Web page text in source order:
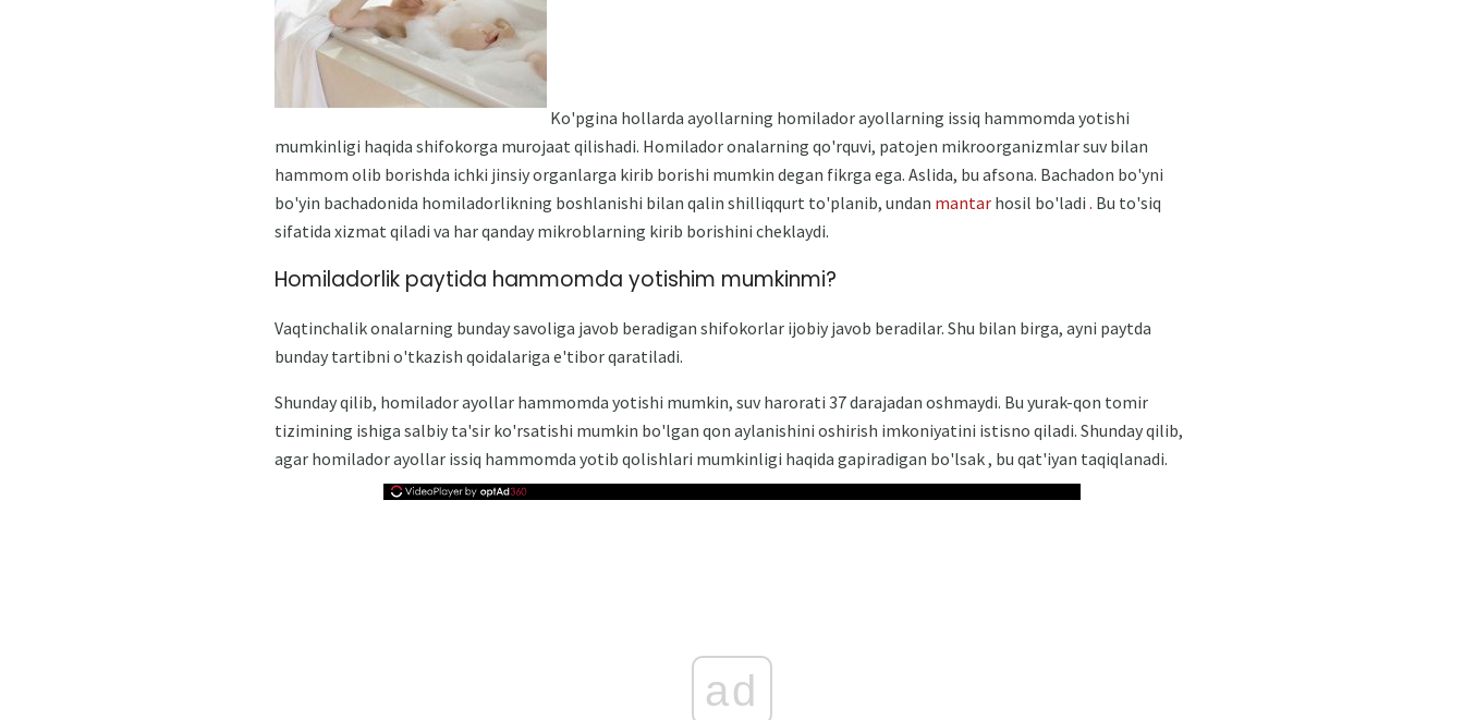
Ko'pgina hollarda ayollarning homilador ayollarning issiq hammomda yotishi
mumkinligi haqida shifokorga murojaat qilishadi. Homilador onalarning qo'rquvi, patojen mikroorganizmlar suv bilan
hammom olib borishda ichki jinsiy organlarga kirib borishi mumkin degan fikrga ega. Aslida, bu afsona. Bachadon bo'yni
bo'yin bachadonida homiladorlikning boshlanishi bilan qalin shilliqqurt to'planib, undan mantar hosil bo'ladi . Bu to'siq
sifatida xizmat qiladi va har qanday mikroblarning kirib borishini cheklaydi.
Homiladorlik paytida hammomda yotishim mumkinmi?
Vaqtinchalik onalarning bunday savoliga javob beradigan shifokorlar ijobiy javob beradilar. Shu bilan birga, ayni paytda
bunday tartibni o'tkazish qoidalariga e'tibor qaratiladi.
Shunday qilib, homilador ayollar hammomda yotishi mumkin, suv harorati 37 darajadan oshmaydi. Bu yurak-qon tomir
tizimining ishiga salbiy ta'sir ko'rsatishi mumkin bo'lgan qon aylanishini oshirish imkoniyatini istisno qiladi. Shunday qilib,
agar homilador ayollar issiq hammomda yotib qolishlari mumkinligi haqida gapiradigan bo'lsak , bu qat'iyan taqiqlanadi.
ad